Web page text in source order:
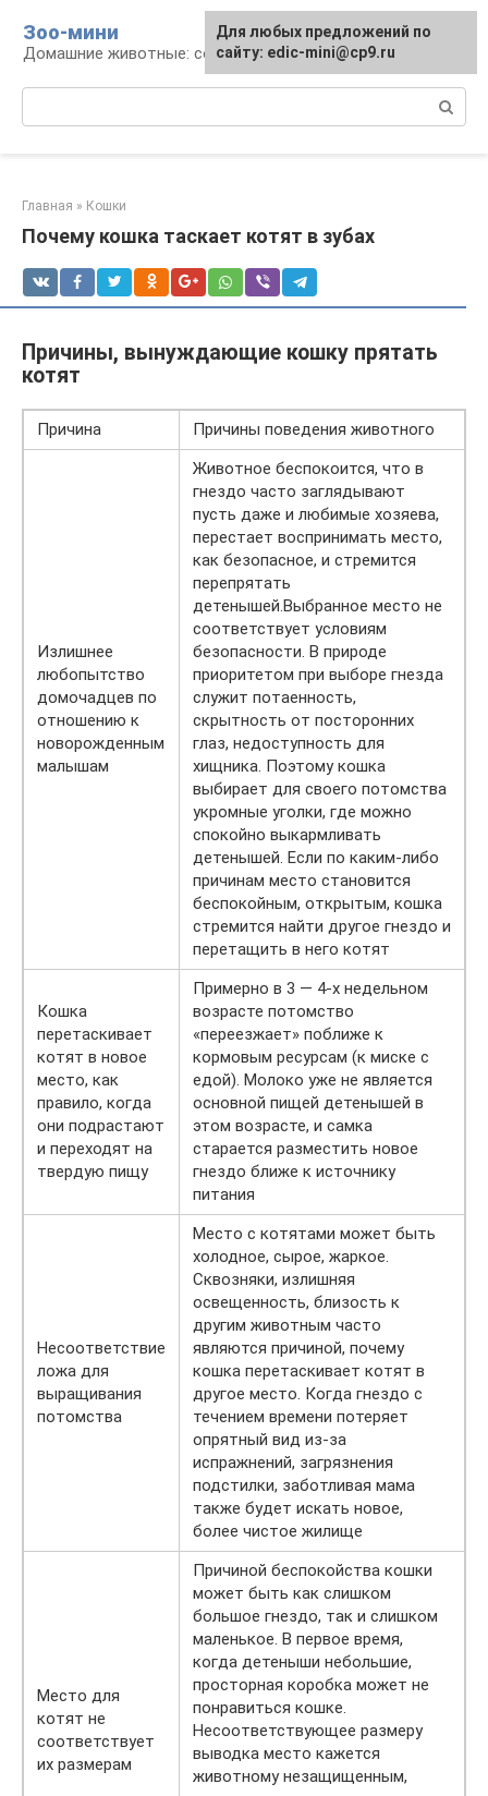
контенту
Зоо-мини
Домашние животные: содержание и уход
Главная » Кошки
Почему кошка таскает котят в зубах
Причины, вынуждающие кошку прятать
котят
Причина Причины поведения животного
Излишнее
любопытство
домочадцев по
отношению к
новорожденным
малышам
Животное беспокоится, что в
гнездо часто заглядывают
пусть даже и любимые хозяева,
перестает воспринимать место,
как безопасное, и стремится
перепрятать
детенышей.Выбранное место не
соответствует условиям
безопасности. В природе
приоритетом при выборе гнезда
служит потаенность,
скрытность от посторонних
глаз, недоступность для
хищника. Поэтому кошка
выбирает для своего потомства
укромные уголки, где можно
спокойно выкармливать
детенышей. Если по каким-либо
причинам место становится
беспокойным, открытым, кошка
стремится найти другое гнездо и
перетащить в него котят
Кошка
перетаскивает
котят в новое
место, как
правило, когда
они подрастают
и переходят на
твердую пищу
Примерно в 3 — 4-х недельном
возрасте потомство
«переезжает» поближе к
кормовым ресурсам (к миске с
едой). Молоко уже не является
основной пищей детенышей в
этом возрасте, и самка
старается разместить новое
гнездо ближе к источнику
питания
Несоответствие
ложа для
выращивания
потомства
Место с котятами может быть
холодное, сырое, жаркое.
Сквозняки, излишняя
освещенность, близость к
другим животным часто
являются причиной, почему
кошка перетаскивает котят в
другое место. Когда гнездо с
течением времени потеряет
опрятный вид из-за
испражнений, загрязнения
подстилки, заботливая мама
также будет искать новое,
более чистое жилище
Место для
котят не
соответствует
их размерам
Причиной беспокойства кошки
может быть как слишком
большое гнездо, так и слишком
маленькое. В первое время,
когда детеныши небольшие,
просторная коробка может не
понравиться кошке.
Несоответствующее размеру
выводка место кажется
животному незащищенным,
Для любых предложений по
сайту: edic-mini@cp9.ru